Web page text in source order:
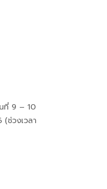
ที่ 9 – 10
ช่วงเวลา